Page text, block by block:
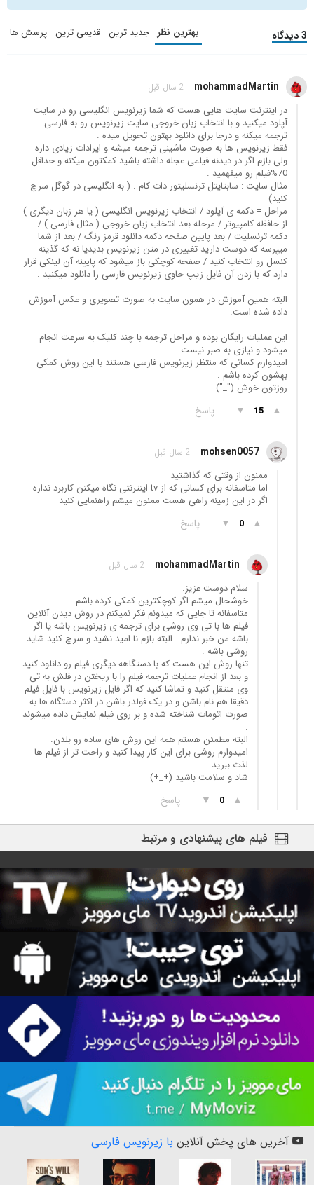
3 دیدگاه بهترین نظر جدید ترین قدیمی ترین پرسش ها
mohammadMartin 2 سال قبل
در اینترنت سایت هایی هست که شما زیرنویس انگلیسی رو در سایت
آپلود میکنید و با انتخاب زبان خروجی سایت زیرنویس رو به فارسی
ترجمه میکنه و درجا برای دانلود بهتون تحویل میده .
فقط زیرنویس ها به صورت ماشینی ترجمه میشه و ایرادات زیادی داره
ولی بازم اگر در دیدنه فیلمی عجله داشته باشید کمکتون میکنه و حداقل
70%فیلم رو میفهمید .
مثال سایت : سابتایتل ترنسلیتور دات کام . ( به انگلیسی در گوگل سرچ
کنید)
مراحل = دکمه ی آپلود / انتخاب زیرنویس انگلیسی ( یا هر زبان دیگری )
از حافظه کامپیوتر / مرحله بعد انتخاب زبان خروجی ( مثال فارسی ) /
دکمه ترنسلیت / بعد پایین صفحه دکمه دانلود قرمز رنگ / بعد از شما
میپرسه که دوست دارید تغییری در متن زیرنویس بدیدیا نه که گذینه
کنسل رو انتخاب کنید / صفحه کوچکی باز میشود که پایینه آن لینکی قرار
دارد که با زدن آن فایل زیپ حاوی زیرنویس فارسی را دانلود میکنید .
البته همین آموزش در همون سایت به صورت تصویری و عکس آموزش
داده شده است.
این عملیات رایگان بوده و مراحل ترجمه با چند کلیک به سرعت انجام
میشود و نیازی به صبر نیست .
امیدوارم کسانی که منتظر زیرنویس فارسی هستند با این روش کمکی
بهشون کرده باشم .
روزتون خوش ("_")
▲
15
▼ پاسخ
mohsen0057 2 سال قبل
ممنون از وقتی که گذاشتید
اما متاسفانه برای کسانی که از tv اینترنتی نگاه میکنن کاربرد نداره
اگر در این زمینه راهی هست ممنون میشم راهنمایی کنید
▲
0
▼ پاسخ
mohammadMartin 2 سال قبل
سلام دوست عزیز.
خوشحال میشم اگر کوچکترین کمکی کرده باشم .
متاسفانه تا جایی که میدونم فکر نمیکنم در روش دیدن آنلاین
فیلم ها با تی وی روشی برای ترجمه ی زیرنویس باشه یا اگر
باشه من خبر ندارم . البته بازم نا امید نشید و سرچ کنید شاید
روشی باشه .
تنها روش این هست که با دستگاهه دیگری فیلم رو دانلود کنید
و بعد از انجام عملیات ترجمه فیلم را با ریختن در فلش به تی
وی منتقل کنید و تماشا کنید که اگر فایل زیرنویس با فایل فیلم
دقیقا هم نام باشن و در یک فولدر باشن در اکثر دستگاه ها به
صورت اتومات شناخته شده و بر روی فیلم نمایش داده میشوند
.
البته مطمئن هستم همه این روش های ساده رو بلدن.
امیدوارم روشی برای این کار پیدا کنید و راحت تر از فیلم ها
لذت ببرید .
شاد و سلامت باشید (+_+)
▲
0
▼ پاسخ
فیلم های پیشنهادی و مرتبط
آخرین های پخش آنلاین با زیرنویس فارسی